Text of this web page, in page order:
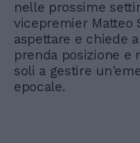
nelle prossime
vicepremier Matteo
aspettare e chiede
prenda posizione e
soli a gestire
epocale.